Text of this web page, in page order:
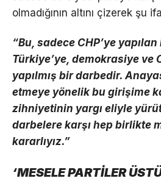
olmadığının altını çizerek şu
“Bu, sadece CHP’ye
Türkiye’ye, demokrasiye ve
yapılmış bir darbedir.
etmeye yönelik bu girişime
zihniyetinin yargı eliyle
darbelere karşı hep birlikte
kararlıyız.”
‘MESELE PARTİLER